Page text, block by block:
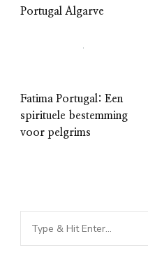
Portugal Algarve
Fatima Portugal: Een
spirituele bestemming
voor pelgrims
Looking
for